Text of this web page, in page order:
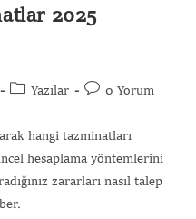
2025
Yazılar 0 Yorum
hangi tazminatları
hesaplama yöntemlerini
zararları nasıl talep